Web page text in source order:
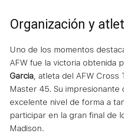
Organización y
Uno de los momentos
AFW fue la victoria obtenida
Garcia , atleta del AFW
Master 45. Su impresionante
excelente nivel de forma a
participar en la gran final de
Madison.